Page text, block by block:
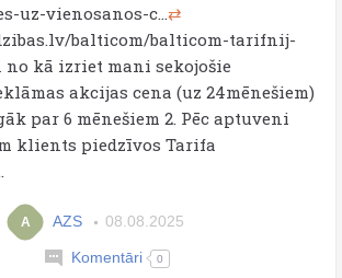
uz-vienosanos-c...⇄
balticom/balticom-tarifnij-
no kā izriet mani sekojošie
akcijas cena (uz 24mēnešiem)
par 6 mēnešiem 2. Pēc aptuveni
klients piedzīvos Tarifa
A AZS 08.08.2025
Komentāri 0